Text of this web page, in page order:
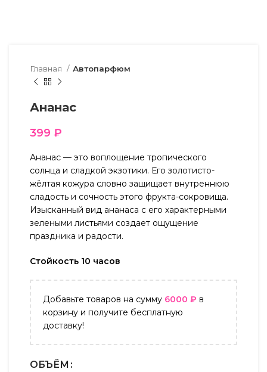
Главная Автопарфюм
Ананас
399 ₽
Ананас — это воплощение тропического
солнца и сладкой экзотики. Его золотисто-
жёлтая кожура словно защищает внутреннюю
сладость и сочность этого фрукта-сокровища.
Изысканный вид ананаса с его характерными
зелеными листьями создает ощущение
праздника и радости.
Стойкость 10 часов
Добавьте товаров на сумму 6000 ₽ в
корзину и получите бесплатную
доставку!
ОБЪЁМ